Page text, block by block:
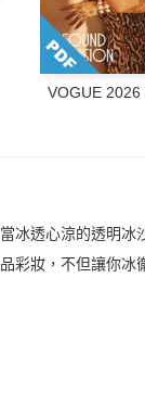
VOGUE 2026
當冰透心涼的透明冰
品彩妝，不但讓你冰